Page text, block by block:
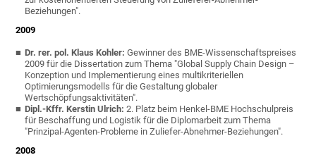
Beziehungen".
2009
Dr. rer. pol. Klaus Kohler: Gewinner des BME-Wissenschaftspreises
2009 für die Dissertation zum Thema "Global Supply Chain Design –
Konzeption und Implementierung eines multikriteriellen
Optimierungsmodells für die Gestaltung globaler
Wertschöpfungsaktivitäten".
Dipl.-Kffr. Kerstin Ulrich: 2. Platz beim Henkel-BME Hochschulpreis
für Beschaffung und Logistik für die Diplomarbeit zum Thema
"Prinzipal-Agenten-Probleme in Zuliefer-Abnehmer-Beziehungen".
2008